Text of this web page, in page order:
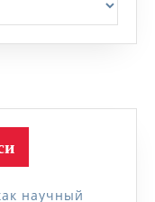
научный